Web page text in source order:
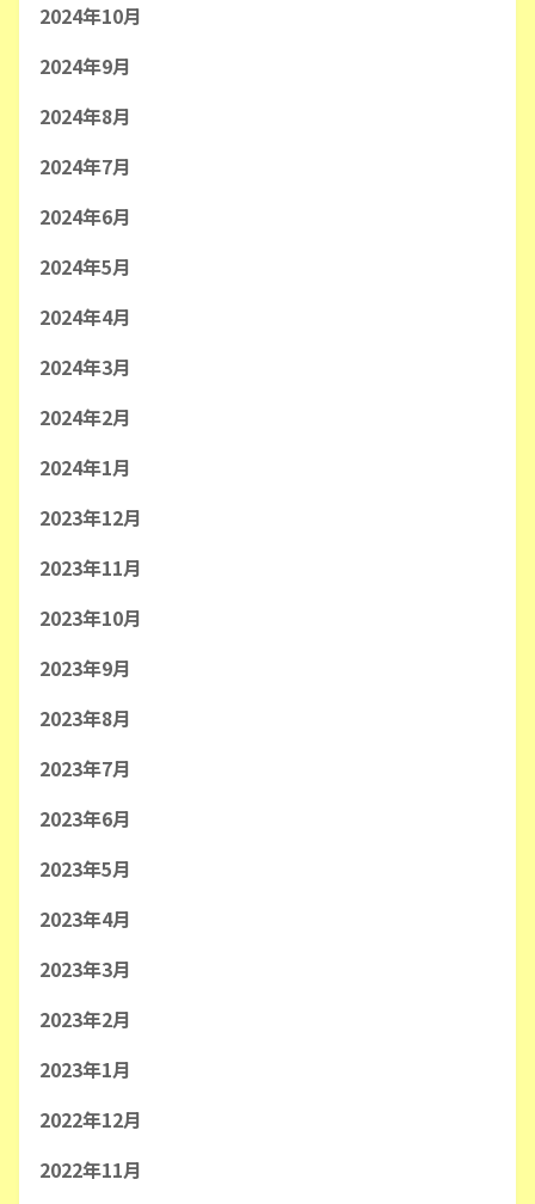
2024年10月
2024年9月
2024年8月
2024年7月
2024年6月
2024年5月
2024年4月
2024年3月
2024年2月
2024年1月
2023年12月
2023年11月
2023年10月
2023年9月
2023年8月
2023年7月
2023年6月
2023年5月
2023年4月
2023年3月
2023年2月
2023年1月
2022年12月
2022年11月